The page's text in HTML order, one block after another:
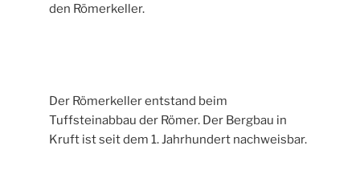
den Römerkeller.
Der Römerkeller entstand beim
Tuffsteinabbau der Römer. Der Bergbau in
Kruft ist seit dem 1. Jahrhundert nachweisbar.